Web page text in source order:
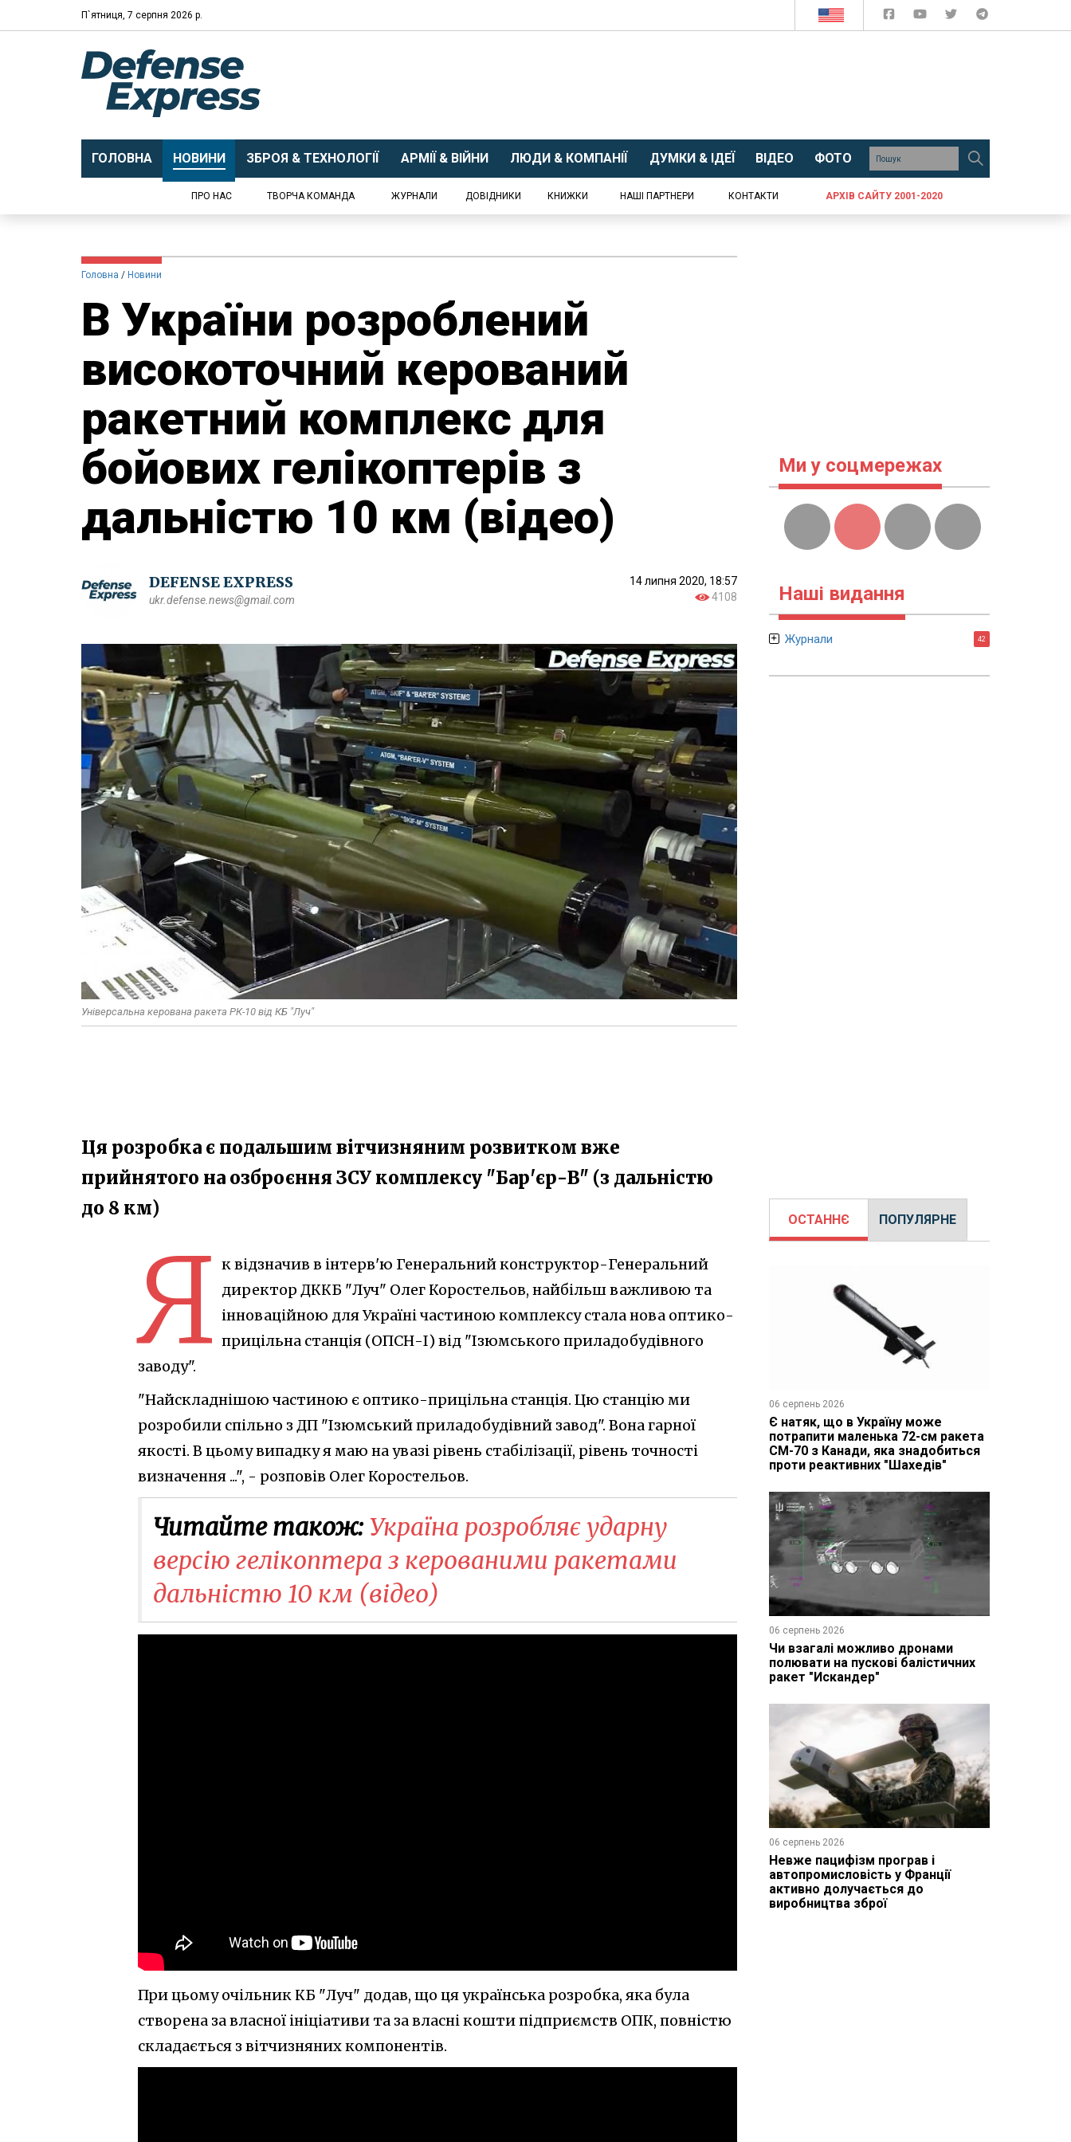
П`ятниця, 7 серпня 2026 р.
ГОЛОВНА НОВИНИ ЗБРОЯ & ТЕХНОЛОГІЇ АРМІЇ & ВІЙНИ ЛЮДИ & КОМПАНІЇ ДУМКИ & ІДЕЇ ВІДЕО ФОТО
ПРО НАС ТВОРЧА КОМАНДА ЖУРНАЛИ ДОВІДНИКИ КНИЖКИ НАШІ ПАРТНЕРИ КОНТАКТИ АРХІВ САЙТУ 2001-2020
Головна Новини
В України розроблений
високоточний керований
ракетний комплекс для
бойових гелікоптерів з
дальністю 10 км (відео)
DEFENSE EXPRESS
ukr.defense.news@gmail.com
14 липня 2020, 18:57
4108
Універсальна керована ракета РК-10 від КБ "Луч"
Ця розробка є подальшим вітчизняним розвитком вже
прийнятого на озброєння ЗСУ комплексу "Бар'єр-В" (з дальністю
до 8 км)
Я к відзначив в інтерв'ю Генеральний конструктор-Генеральний
директор ДККБ "Луч" Олег Коростельов, найбільш важливою та
інноваційною для Україні частиною комплексу стала нова оптико-
прицільна станція (ОПСН-І) від "Ізюмського приладобудівного
заводу".
"Найскладнішою частиною є оптико-прицільна станція. Цю станцію ми
розробили спільно з ДП "Ізюмський приладобудівний завод". Вона гарної
якості. В цьому випадку я маю на увазі рівень стабілізації, рівень точності
визначення ...", - розповів Олег Коростельов.
Читайте також: Україна розробляє ударну
версію гелікоптера з керованими ракетами
дальністю 10 км (відео)
При цьому очільник КБ "Луч" додав, що ця українська розробка, яка була
створена за власної ініціативи та за власні кошти підприємств ОПК, повністю
складається з вітчизняних компонентів.
Ми у соцмережах
Наші видання
Журнали 42
ОСТАННЄ ПОПУЛЯРНЕ
06 серпень 2026
Є натяк, що в Україну може
потрапити маленька 72-см ракета
CM-70 з Канади, яка знадобиться
проти реактивних "Шахедів"
06 серпень 2026
Чи взагалі можливо дронами
полювати на пускові балістичних
ракет "Искандер"
06 серпень 2026
Невже пацифізм програв і
автопромисловість у Франції
активно долучається до
виробництва зброї